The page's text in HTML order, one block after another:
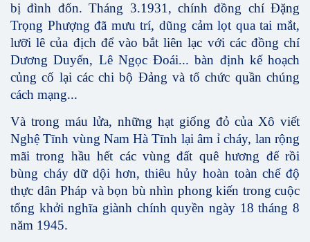
bị đình đốn. Tháng 3.1931, chính đồng chí Đặng
Trọng Phượng đã mưu trí, dũng cảm lọt qua tai mắt,
lưỡi lê của địch để vào bắt liên lạc với các đồng chí
Dương Duyến, Lê Ngọc Đoái... bàn định kế hoạch
củng cố lại các chi bộ Đảng và tổ chức quần chúng
cách mạng...
Và trong máu lửa, những hạt giống đỏ của Xô viết
Nghệ Tĩnh vùng Nam Hà Tĩnh lại âm ỉ cháy, lan rộng
mãi trong hầu hết các vùng đất quê hương để rồi
bùng cháy dữ dội hơn, thiêu hủy hoàn toàn chế độ
thực dân Pháp và bọn bù nhìn phong kiến trong cuộc
tổng khởi nghĩa giành chính quyền ngày 18 tháng 8
năm 1945.